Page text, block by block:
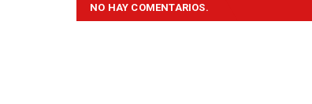
NO HAY COMENTARIOS.